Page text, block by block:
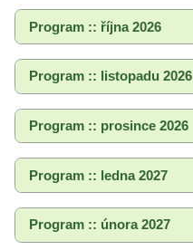
Program :: října 2026
Program :: listopadu 2026
Program :: prosince 2026
Program :: ledna 2027
Program :: února 2027